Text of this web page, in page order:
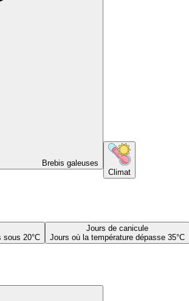
Brebis galeuses
Climat
sous 20°C
Jours de canicule
Jours où la température dépasse 35°C